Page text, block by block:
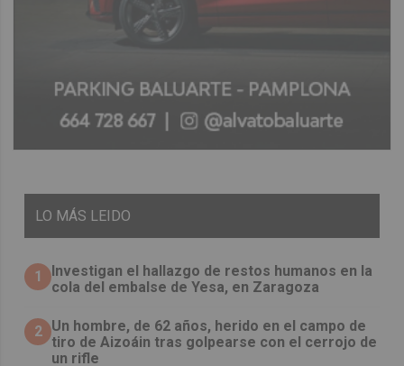
LO MÁS LEIDO
1
Investigan el hallazgo de restos humanos en la
cola del embalse de Yesa, en Zaragoza
2 Un hombre, de 62 años, herido en el campo de
tiro de Aizoáin tras golpearse con el cerrojo de
un rifle